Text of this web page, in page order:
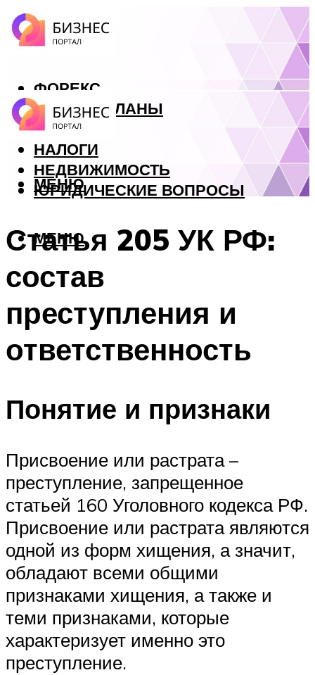
ФОРЕКС
БИЗНЕС ПЛАНЫ
КРЕДИТЫ
НАЛОГИ
НЕДВИЖИМОСТЬ
ЮРИДИЧЕСКИЕ ВОПРОСЫ
МЕНЮ
МЕНЮ
Статья 205 УК РФ:
состав
преступления и
ответственность
Понятие и признаки
Присвоение или растрата –
преступление, запрещенное
статьей 160 Уголовного кодекса РФ.
Присвоение или растрата являются
одной из форм хищения, а значит,
обладают всеми общими
признаками хищения, а также и
теми признаками, которые
характеризует именно это
преступление.